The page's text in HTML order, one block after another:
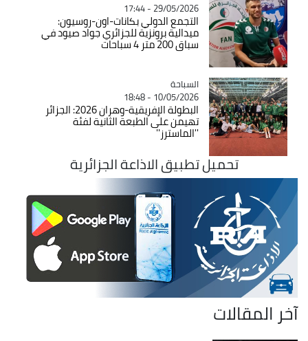
29/05/2026 - 17:44
التجمع الدولي بكانات-اون-روسيون:
ميدالية برونزية للجزائري جواد صيود في
سباق 200 متر 4 سباحات
Catégorie
السباحة
10/05/2026 - 18:48
البطولة الإفريقية-وهران 2026: الجزائر
تهيمن على الطبعة الثانية لفئة
''الماسترز''
تحميل تطبيق الاذاعة الجزائرية
آخر المقالات